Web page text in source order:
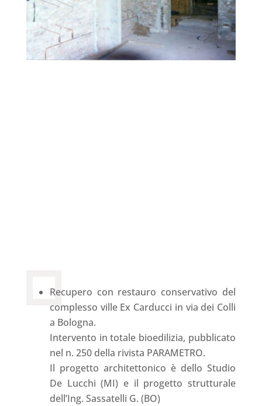
Recupero con restauro conservativo del
complesso ville Ex Carducci in via dei Colli
a Bologna.
Intervento in totale bioedilizia, pubblicato
nel n. 250 della rivista PARAMETRO.
Il progetto architettonico è dello Studio
De Lucchi (MI) e il progetto strutturale
dell’Ing. Sassatelli G. (BO)